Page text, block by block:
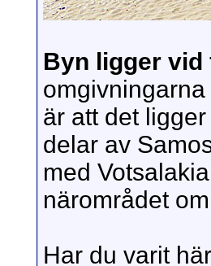
Byn ligger vid
är att det
delar av
med
närområdet
Har du varit